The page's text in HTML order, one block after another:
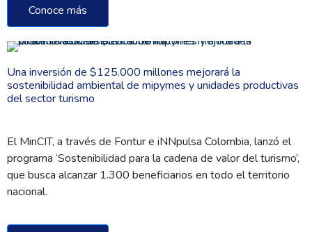
Conoce más
Una inversión de $125.000 millones mejorará la
sostenibilidad ambiental de mipymes y unidades productivas
del sector turismo
El MinCIT, a través de Fontur e iNNpulsa Colombia, lanzó el
programa ‘Sostenibilidad para la cadena de valor del turismo’,
que busca alcanzar 1.300 beneficiarios en todo el territorio
nacional.